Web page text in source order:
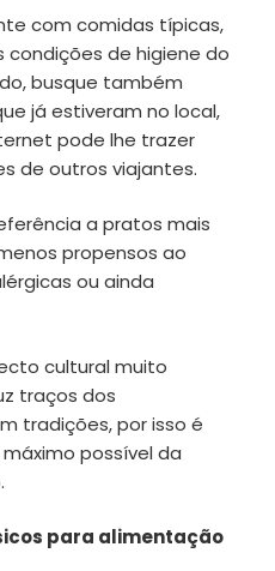
com comidas típicas,
de higiene do
busque também
já estiveram no local,
pode lhe trazer
de outros viajantes.
a pratos mais
propensos ao
ou ainda
cultural muito
traços dos
tradições, por isso é
possível da
para alimentação